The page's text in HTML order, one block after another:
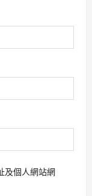
及個人網站網